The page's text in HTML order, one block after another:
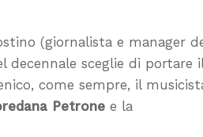
(giornalista e manager
decennale sceglie di portare il
come sempre, il
Petrone e la